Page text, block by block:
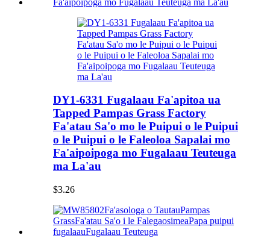
DY1-6331 Fugalaau Fa'apitoa ua
Tapped Pampas Grass Factory
Fa'atau Sa'o mo le Puipui o le Puipui
o le Puipui o le Faleoloa Sapalai mo
Fa'aipoipoga mo Fugalaau Teuteuga
ma La'au
$3.26